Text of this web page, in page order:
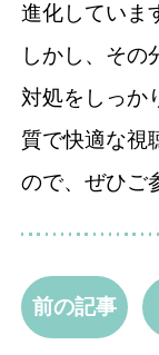
進化していま
しかし、その
対処をしっか
質で快適な視
ので、ぜひご
前の記事